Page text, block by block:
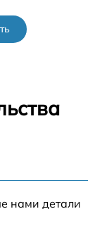
нами детали